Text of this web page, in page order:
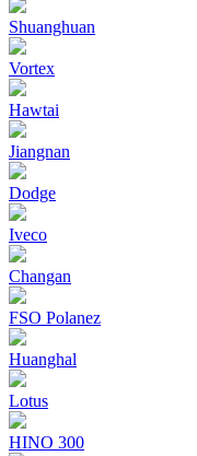
Shuanghuan
Vortex
Hawtai
Jiangnan
Dodge
Iveco
Changan
FSO Polanez
Huanghal
Lotus
HINO 300